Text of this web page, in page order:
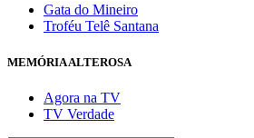
Gata do Mineiro
Troféu Telê Santana
MEMÓRIA ALTEROSA
Agora na TV
TV Verdade